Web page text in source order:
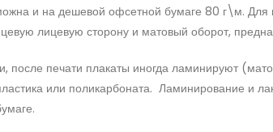
и на дешевой офсетной бумаге 80 г\м.
лицевую сторону и матовый оборот,
после печати плакаты иногда ламинируют
или поликарбоната. Ламинирование и